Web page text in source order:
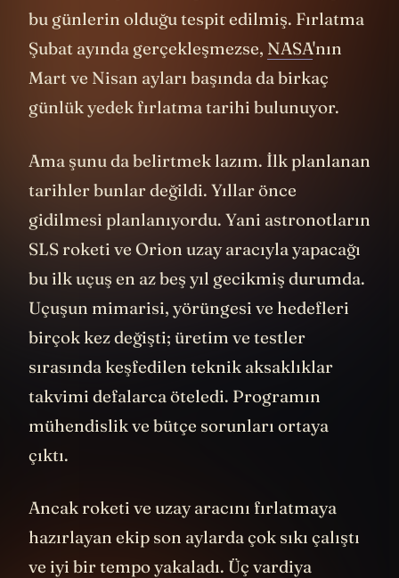
atmosfere girişini sağlamak için en uygun
bu günlerin olduğu tespit edilmiş. Fırlatma
Şubat ayında gerçekleşmezse,NASA'nın
Mart ve Nisan ayları başında da birkaç
Ama şunu da belirtmek lazım. İlk planlanan
tarihler bunlar değildi. Yıllar önce
gidilmesi planlanıyordu. Yani astronotların
SLS roketi ve Orion uzay aracıyla yapacağı
bu ilk uçuş en az beş yıl gecikmiş durumda.
Uçuşun mimarisi, yörüngesi ve hedefleri
birçok kez değişti; üretim ve testler
sırasında keşfedilen teknik aksaklıklar
takvimi defalarca öteledi. Programın
mühendislik ve bütçe sorunları ortaya
Ancak roketi ve uzay aracını fırlatmaya
hazırlayan ekip son aylarda çok sıkı çalıştı